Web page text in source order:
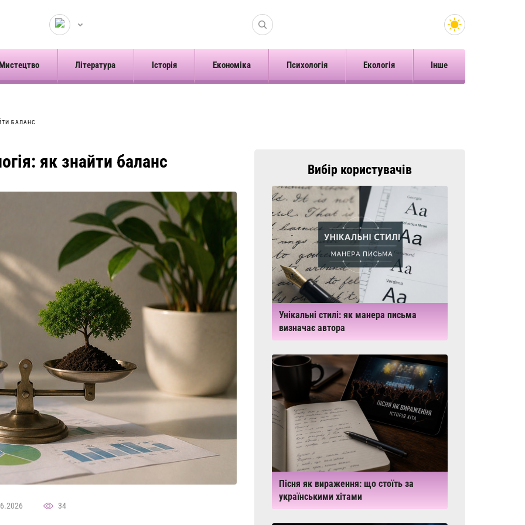
Література Історія Економіка Психологія Екологія Інше
БАЛАНС
як знайти баланс
34
Вибір користувачів
Унікальні стилі: як манера письма
визначає автора
Пісня як вираження: що стоїть за
українськими хітами